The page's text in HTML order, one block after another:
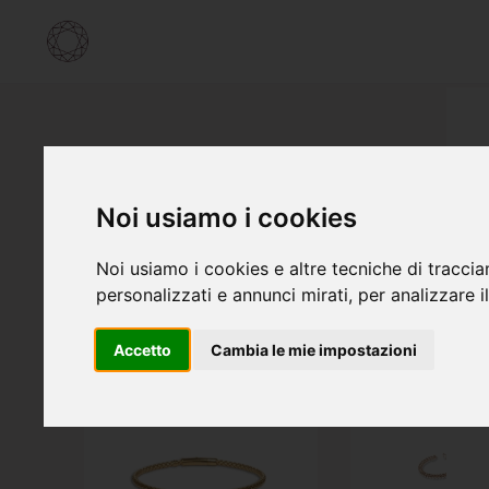
Noi usiamo i cookies
Noi usiamo i cookies e altre tecniche di
personalizzati e annunci mirati, per
Accetto Cambia le mie impostazioni